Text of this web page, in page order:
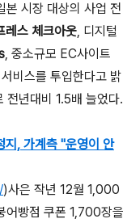
본 시장 대상의 사업 전
레스 체크아웃, 디지털
, 중소규모 EC사이트
비스를 투입한다고 밝
전년대비 1.5배 늘었다.
, 가계측 "운영이 안
)사은 작년 12월 1,000
어빵점 쿠폰 1,700장을